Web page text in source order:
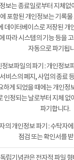
보는 종료일로부터 지체없
포함된 개인정보는 기록
데이터베이스로 저장된 개
따라 시스템의 기능 등을
자동으로 파기됩
정보파일의 파기 : 개인정보
비스의 폐지, 사업의 종료
하게 되었을 때에는 개인정
인정되는 날로부터 지체 없
파기합니다.
의 개인정보 파기 : 수탁자
점검 또는 확인서를
독립기념관은 전자적 파일